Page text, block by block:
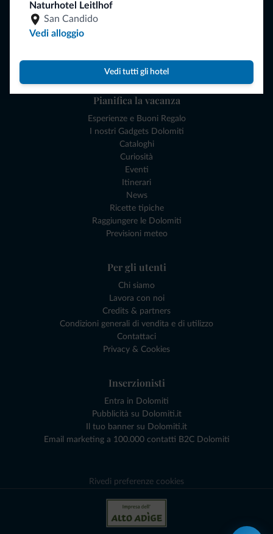
Naturhotel Leitlhof
San Candido
Vedi alloggio
Vedi tutti gli hotel
Cosa fare
Pianifica la vacanza
Esperienze e Buoni Regalo
I nostri Gadgets Dolomiti
Cataloghi
Curiosità
Eventi
Itinerari
News
Ricette tipiche
Raggiungere le Dolomiti
Previsioni meteo
Per gli utenti
Chi siamo
Lavora con noi
Credits & partners
Condizioni generali di vendita e di utilizzo
Contattaci
Privacy & Cookies
Inserzionisti
Entra in Dolomiti
Pubblicità su Dolomiti.it
Il tuo banner su Dolomiti.it
Email marketing a 100.000 contatti B2C Dolomiti
Rivedi preferenze cookies